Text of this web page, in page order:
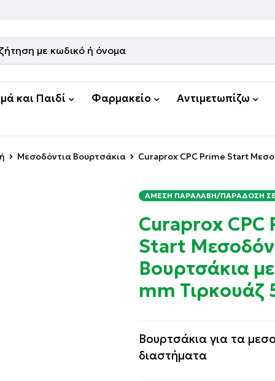
και Παιδί Φαρμακείο Αντιμετωπίζω
Μεσοδόντια Βουρτσάκια Curaprox CPC Prime Start
ΆΜΕΣΗ ΠΑΡΑΛΑΒΉ/ΠΑΡΆΔΟΣΗ
Curaprox CPC
Start
Βουρτσάκια
mm Τιρκουάζ
Βουρτσάκια για τα
διαστήματα